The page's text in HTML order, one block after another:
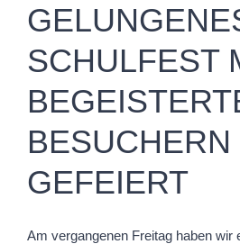
SCHULFEST
BESUCHERN
GEFEIERT
Am vergangenen Freitag haben wir